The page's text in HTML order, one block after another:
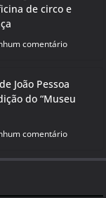
de circo e
comentário
João Pessoa
do “Museu
comentário